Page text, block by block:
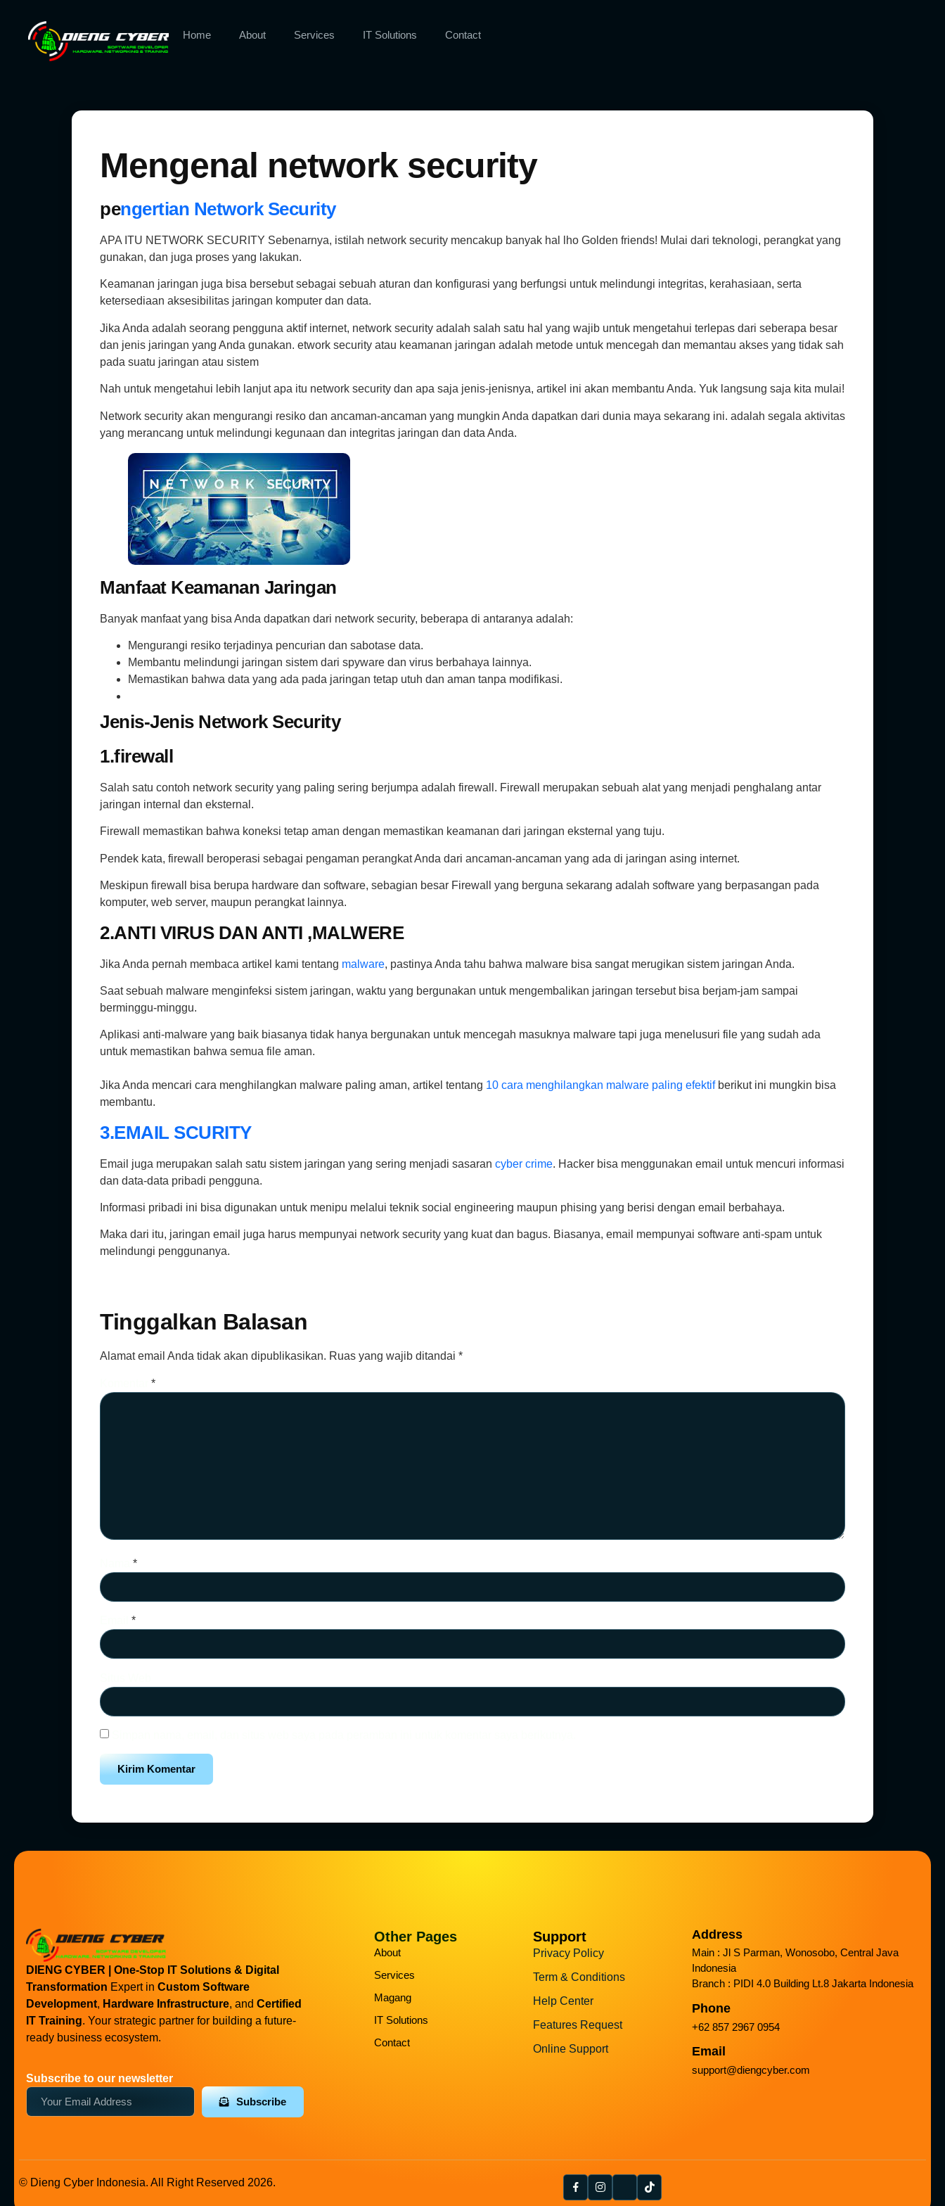
Home About Services IT Solutions Contact
Mengenal network security
pengertian Network Security
APA ITU NETWORK SECURITY Sebenarnya, istilah network security mencakup banyak hal lho Golden friends! Mulai dari teknologi, perangkat yang
gunakan, dan juga proses yang lakukan.
Keamanan jaringan juga bisa bersebut sebagai sebuah aturan dan konfigurasi yang berfungsi untuk melindungi integritas, kerahasiaan, serta
ketersediaan aksesibilitas jaringan komputer dan data.
Jika Anda adalah seorang pengguna aktif internet, network security adalah salah satu hal yang wajib untuk mengetahui terlepas dari seberapa besar
dan jenis jaringan yang Anda gunakan. etwork security atau keamanan jaringan adalah metode untuk mencegah dan memantau akses yang tidak sah
pada suatu jaringan atau sistem
Nah untuk mengetahui lebih lanjut apa itu network security dan apa saja jenis-jenisnya, artikel ini akan membantu Anda. Yuk langsung saja kita mulai!
Network security akan mengurangi resiko dan ancaman-ancaman yang mungkin Anda dapatkan dari dunia maya sekarang ini. adalah segala aktivitas
yang merancang untuk melindungi kegunaan dan integritas jaringan dan data Anda.
Manfaat Keamanan Jaringan
Banyak manfaat yang bisa Anda dapatkan dari network security, beberapa di antaranya adalah:
Mengurangi resiko terjadinya pencurian dan sabotase data.
Membantu melindungi jaringan sistem dari spyware dan virus berbahaya lainnya.
Memastikan bahwa data yang ada pada jaringan tetap utuh dan aman tanpa modifikasi.
Jenis-Jenis Network Security
1.firewall
Salah satu contoh network security yang paling sering berjumpa adalah firewall. Firewall merupakan sebuah alat yang menjadi penghalang antar
jaringan internal dan eksternal.
Firewall memastikan bahwa koneksi tetap aman dengan memastikan keamanan dari jaringan eksternal yang tuju.
Pendek kata, firewall beroperasi sebagai pengaman perangkat Anda dari ancaman-ancaman yang ada di jaringan asing internet.
Meskipun firewall bisa berupa hardware dan software, sebagian besar Firewall yang berguna sekarang adalah software yang berpasangan pada
komputer, web server, maupun perangkat lainnya.
2.ANTI VIRUS DAN ANTI ,MALWERE
Jika Anda pernah membaca artikel kami tentang malware, pastinya Anda tahu bahwa malware bisa sangat merugikan sistem jaringan Anda.
Saat sebuah malware menginfeksi sistem jaringan, waktu yang bergunakan untuk mengembalikan jaringan tersebut bisa berjam-jam sampai
berminggu-minggu.
Aplikasi anti-malware yang baik biasanya tidak hanya bergunakan untuk mencegah masuknya malware tapi juga menelusuri file yang sudah ada
untuk memastikan bahwa semua file aman.
Jika Anda mencari cara menghilangkan malware paling aman, artikel tentang 10 cara menghilangkan malware paling efektif berikut ini mungkin bisa
membantu.
3.EMAIL SCURITY
Email juga merupakan salah satu sistem jaringan yang sering menjadi sasaran cyber crime. Hacker bisa menggunakan email untuk mencuri informasi
dan data-data pribadi pengguna.
Informasi pribadi ini bisa digunakan untuk menipu melalui teknik social engineering maupun phising yang berisi dengan email berbahaya.
Maka dari itu, jaringan email juga harus mempunyai network security yang kuat dan bagus. Biasanya, email mempunyai software anti-spam untuk
melindungi penggunanya.
Tinggalkan Balasan
Alamat email Anda tidak akan dipublikasikan. Ruas yang wajib ditandai *
*
*
*
DIENG CYBER | One-Stop IT Solutions & Digital
Transformation Expert in Custom Software
Development, Hardware Infrastructure, and Certified
IT Training. Your strategic partner for building a future-
ready business ecosystem.
Subscribe to our newsletter
Subscribe
Other Pages
About
Services
Magang
IT Solutions
Contact
Support
Privacy Policy
Term & Conditions
Help Center
Features Request
Online Support
Address
Main : Jl S Parman, Wonosobo, Central Java
Indonesia
Branch : PIDI 4.0 Building Lt.8 Jakarta Indonesia
Phone
+62 857 2967 0954
Email
support@diengcyber.com
© Dieng Cyber Indonesia. All Right Reserved 2026.